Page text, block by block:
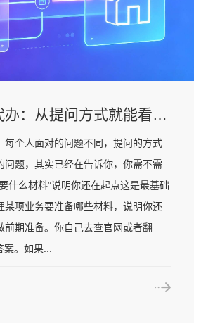
辽源公积金代办：从提问方式就能看出你是否需要帮助
每个人面对的问题不同，提问的方式
问题，其实已经在告诉你，你需不需
什么材料”说明你还在起点这是最基础
某项业务要准备哪些材料，说明你还
前期准备。你自己去查官网或者翻
。如果...